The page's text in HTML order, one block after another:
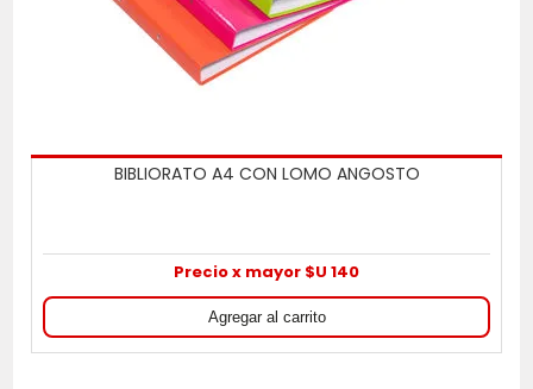
BIBLIORATO A4 CON LOMO ANGOSTO
Precio x mayor $U 140